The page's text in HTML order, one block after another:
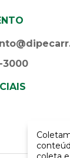
3000